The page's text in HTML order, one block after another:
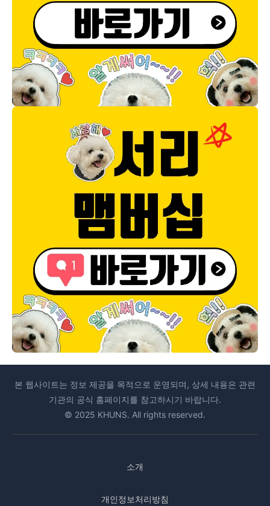
본 웹사이트는 정보 제공을 목적으로 운영되며, 상세 내용은 관련
기관의 공식 홈페이지를 참고하시기 바랍니다.
© 2025 KHUNS. All rights reserved.
소개
개인정보처리방침